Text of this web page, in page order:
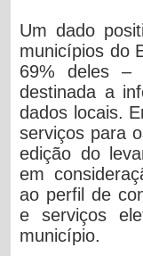
Um dado
municípios do
69% deles –
destinada a
dados locais.
serviços para
edição do
em
ao perfil de
e serviços
município.